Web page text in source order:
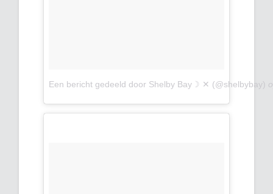
Een bericht gedeeld door Shelby Bay☽ ✕ (@shelbybay)